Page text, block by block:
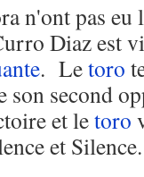
n'ont pas eu
Diaz est
. Letoro
second
et letoro
et Silence.